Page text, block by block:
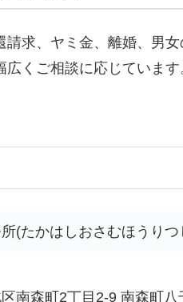
求、ヤミ金、離婚、男
くご相談に応じています
(たかはしおさむほうりつ
南森町2丁目2-9 南森町八